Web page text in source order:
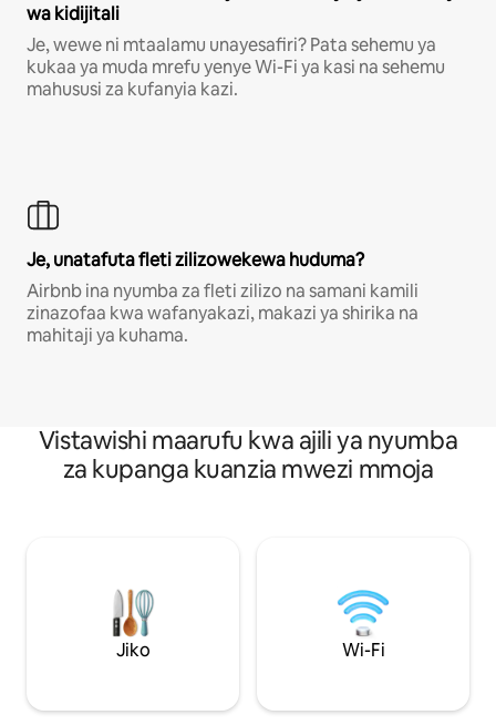
wa kidijitali
Je, wewe ni mtaalamu unayesafiri? Pata sehemu ya
kukaa ya muda mrefu yenye Wi-Fi ya kasi na sehemu
mahususi za kufanyia kazi.
Je, unatafuta fleti zilizowekewa huduma?
Airbnb ina nyumba za fleti zilizo na samani kamili
zinazofaa kwa wafanyakazi, makazi ya shirika na
mahitaji ya kuhama.
Vistawishi maarufu kwa ajili ya nyumba
za kupanga kuanzia mwezi mmoja
Jiko Wi-Fi